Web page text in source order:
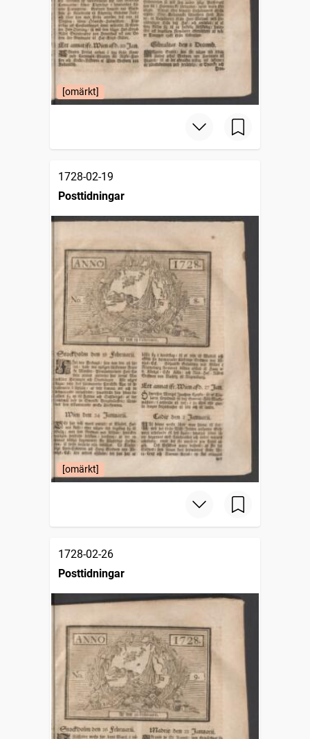
[omärkt]
1728-02-19
Posttidningar
[omärkt]
1728-02-26
Posttidningar